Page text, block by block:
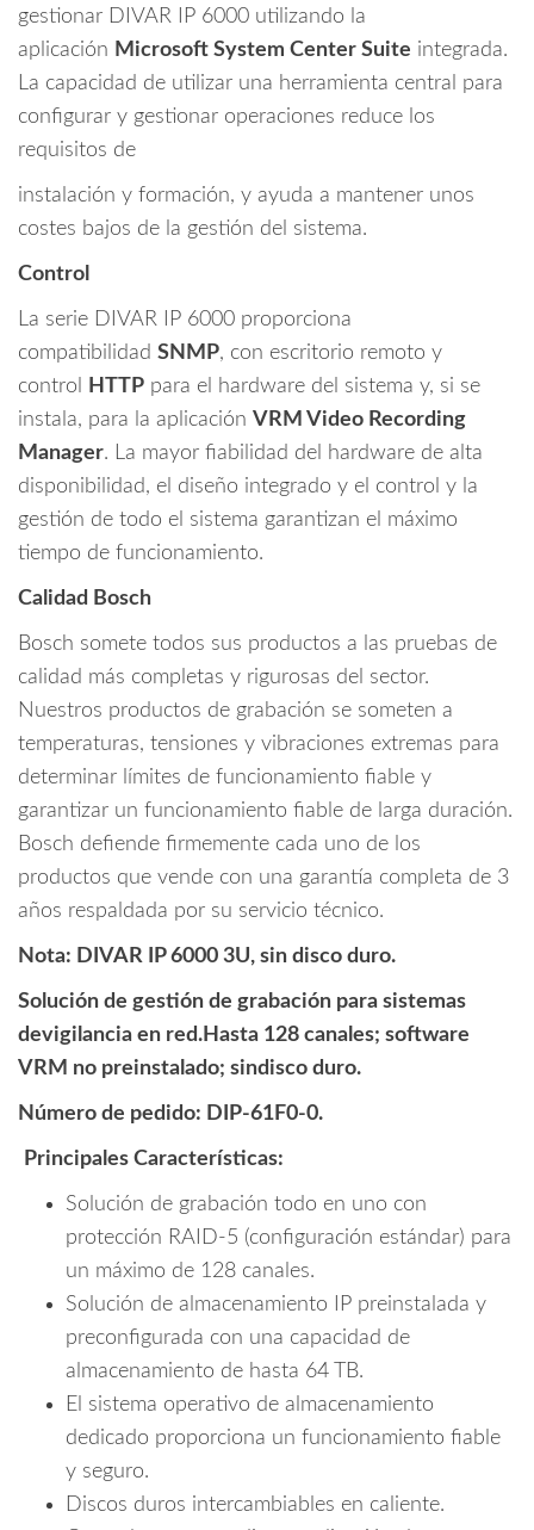
gestionar DIVAR IP 6000 utilizando la
aplicación Microsoft System Center Suite integrada.
La capacidad de utilizar una herramienta central para
configurar y gestionar operaciones reduce los
requisitos de
instalación y formación, y ayuda a mantener unos
costes bajos de la gestión del sistema.
Control
La serie DIVAR IP 6000 proporciona
compatibilidad SNMP, con escritorio remoto y
control
HTTP para el hardware del sistema y, si se
instala, para la aplicación VRM Video Recording
Manager. La mayor fiabilidad del hardware de alta
disponibilidad, el diseño integrado y el control y la
gestión de todo el sistema garantizan el máximo
tiempo de funcionamiento.
Calidad Bosch
Bosch somete todos sus productos a las pruebas de
calidad más completas y rigurosas del sector.
Nuestros productos de grabación se someten a
temperaturas, tensiones y vibraciones extremas para
determinar límites de funcionamiento fiable y
garantizar un funcionamiento fiable de larga duración.
Bosch defiende firmemente cada uno de los
productos que vende con una garantía completa de 3
años respaldada por su servicio técnico.
Nota: DIVAR IP 6000 3U, sin disco duro.
Solución de gestión de grabación para sistemas
devigilancia en red.Hasta 128 canales; software
VRM no preinstalado; sindisco duro.
Número de pedido: DIP-61F0-0.
Principales Características:
Solución de grabación todo en uno con
protección RAID-5 (configuración estándar) para
un máximo de 128 canales.
Solución de almacenamiento IP preinstalada y
preconfigurada con una capacidad de
almacenamiento de hasta 64 TB.
El sistema operativo de almacenamiento
dedicado proporciona un funcionamiento fiable
y seguro.
Discos duros intercambiables en caliente.